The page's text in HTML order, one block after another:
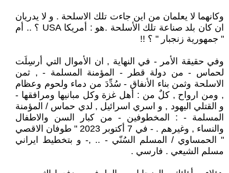
وكانهما لا يعلمان من اين جاءت تلك الاسلحة . و لا يدريان
ان كان بلد صناعة تلك الأسلحة .هو : أمريكا USA ؟ .. أم
" جمهورية زنجبار " ؟ !!
وفي حقيقة الأمر - في النهاية , ان الأموال التي أرسِلَت
لحماس - من دولة قطر - المؤمنة المسلمة - , ثمن
الاسلحة وثمن بناء الأنفاق - سُدِّدَ من دماء ولحوم وعظام
, ومن ارواح , كلٌ من : أهل غزة وكل مبانيها ومرافقها -
و القتلي اليهود , و اسري اسرائيل , لدي حماس / المؤمنة
المسلمة - : المخطوفين - من كبار السن والاطفال
والنساء , وغيرهم . - في 7 أكتوبر 2023 " طوفان الاقصي
" الحمساوي / المسلم السُنّي - .. ,- و بتخطيط ايراني
مسلم الشيعي . فارسي .